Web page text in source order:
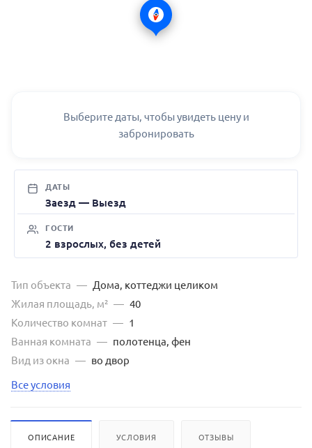
Выберите даты, чтобы увидеть цену и
забронировать
ДАТЫ
Заезд — Выезд
ГОСТИ
2 взрослых, без детей
Тип объекта — Дома, коттеджи целиком
Жилая площадь, м² — 40
Количество комнат — 1
Ванная комната — полотенца, фен
Вид из окна — во двор
Все условия
ОПИСАНИЕ УСЛОВИЯ ОТЗЫВЫ